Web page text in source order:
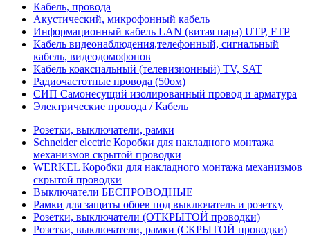
Кабель, провода
Акустический, микрофонный кабель
Информационный кабель LAN (витая пара) UTP, FTP
Кабель видеонаблюдения,телефонный, сигнальный
кабель, видеодомофонов
Кабель коаксиальный (телевизионный) TV, SAT
Радиочастотные провода (50ом)
СИП Самонесущий изолированный провод и арматура
Электрические провода / Кабель
Розетки, выключатели, рамки
Schneider electric Коробки для накладного монтажа
механизмов скрытой проводки
WERKEL Коробки для накладного монтажа механизмов
скрытой проводки
Выключатели БЕСПРОВОДНЫЕ
Рамки для защиты обоев под выключатель и розетку
Розетки, выключатели (ОТКРЫТОЙ проводки)
Розетки, выключатели, рамки (СКРЫТОЙ проводки)